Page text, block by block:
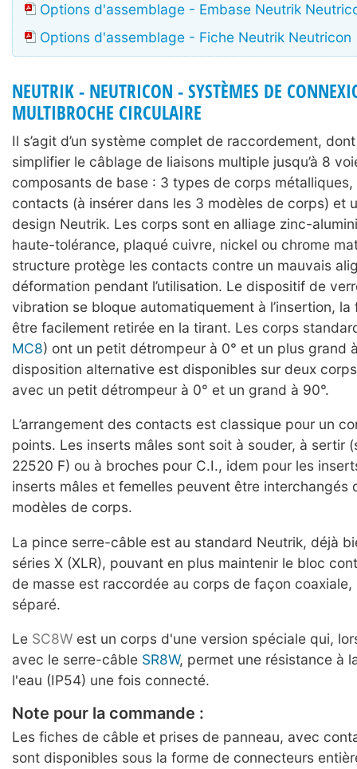
Options d'assemblage - Embase Neutrik
Options d'assemblage - Fiche Neutrik Neutricon
NEUTRIK - NEUTRICON - SYSTÈMES DE
MULTIBROCHE CIRCULAIRE
Il s’agit d’un système complet de raccordement,
simplifier le câblage de liaisons multiple jusqu’à 8
composants de base : 3 types de corps
contacts (à insérer dans les 3 modèles de corps) et
design Neutrik. Les corps sont en alliage zinc-
haute-tolérance, plaqué cuivre, nickel ou chrome
structure protège les contacts contre un mauvais
déformation pendant l’utilisation. Le dispositif de
vibration se bloque automatiquement à l’insertion,
être facilement retirée en la tirant. Les corps
MC8) ont un petit détrompeur à 0° et un plus grand
disposition alternative est disponibles sur deux
avec un petit détrompeur à 0° et un grand à 90°.
L’arrangement des contacts est classique pour un
points. Les inserts mâles sont soit à souder, à sertir
22520 F) ou à broches pour C.I., idem pour les
inserts mâles et femelles peuvent être interchangés
modèles de corps.
La pince serre-câble est au standard Neutrik, déjà
séries X (XLR), pouvant en plus maintenir le bloc
de masse est raccordée au corps de façon
séparé.
Le SC8W est un corps d'une version spéciale qui,
avec le serre-câble SR8W, permet une résistance à
l'eau (IP54) une fois connecté.
Note pour la commande :
Les fiches de câble et prises de panneau, avec
sont disponibles sous la forme de connecteurs